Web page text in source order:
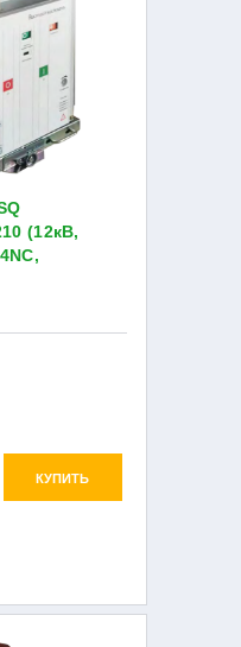
(12кВ,
КУПИТЬ